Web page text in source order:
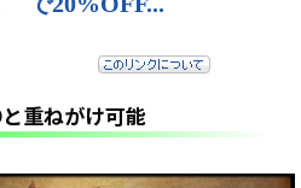
重ねがけ可能